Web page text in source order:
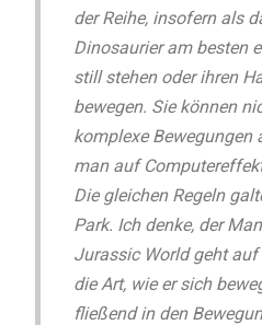
der Reihe, insofern als
Dinosaurier am besten
still stehen oder ihren
bewegen. Sie können
komplexe Bewegungen
man auf
Die gleichen Regeln
Park. Ich denke, der
Jurassic World geht
die Art, wie er sich
fließend in den